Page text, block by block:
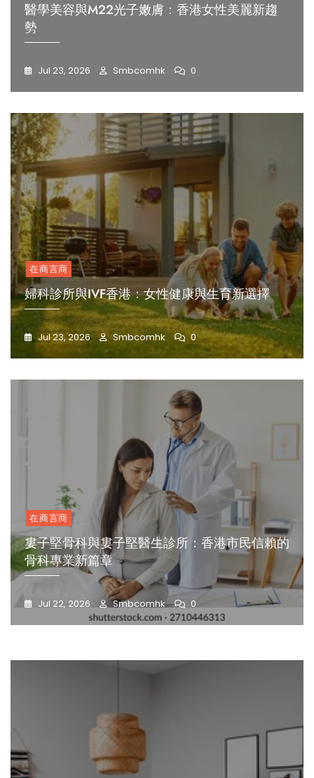
醫學美容與M22光子嫩膚：香港女性美麗新趨
勢
Jul 23, 2026 Smbcomhk 0
在商言商
婦科診所與IVF香港：女性健康與生育新選擇
Jul 23, 2026 Smbcomhk 0
在商言商
婁子堅骨科與婁子堅醫生診所：香港市民信賴的
骨科專業新篇章
Jul 22, 2026 Smbcomhk 0